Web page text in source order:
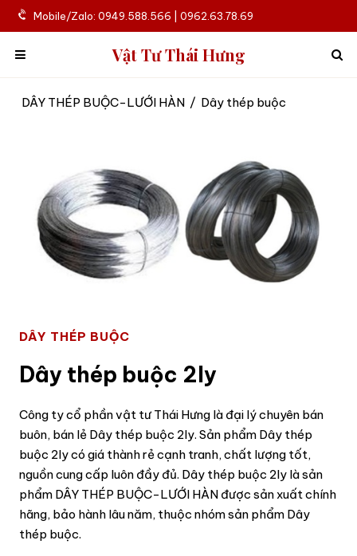
Mobile/Zalo: 0949.588.566 | 0962.63.78.69
Vật Tư Thái Hưng
DÂY THÉP BUỘC-LƯỚI HÀN / Dây thép buộc
DÂY THÉP BUỘC
Dây thép buộc 2ly
Công ty cổ phần vật tư Thái Hưng là đại lý chuyên bán
buôn, bán lẻ Dây thép buộc 2ly. Sản phẩm Dây thép
buộc 2ly có giá thành rẻ cạnh tranh, chất lượng tốt,
nguồn cung cấp luôn đầy đủ. Dây thép buộc 2ly là sản
phẩm DÂY THÉP BUỘC-LƯỚI HÀN được sản xuất chính
hãng, bảo hành lâu năm, thuộc nhóm sản phẩm Dây
thép buộc.